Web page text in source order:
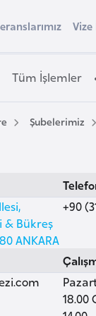
ülkeyi seçin
Tüm İşlemler
Şubelerimiz
& Bükreş
ANKARA
+90
18.00